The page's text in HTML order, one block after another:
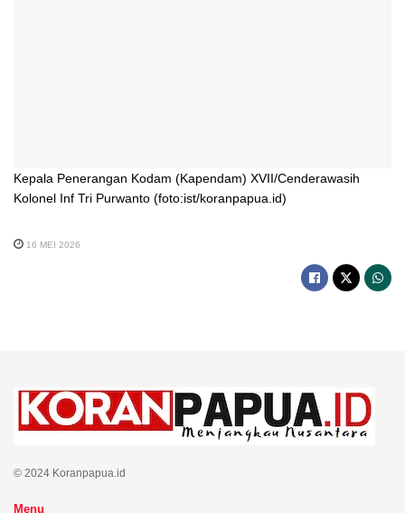
Kepala Penerangan Kodam (Kapendam) XVII/Cenderawasih
Kolonel Inf Tri Purwanto (foto:ist/koranpapua.id)
16 MEI 2026
© 2024 Koranpapua.id
Menu